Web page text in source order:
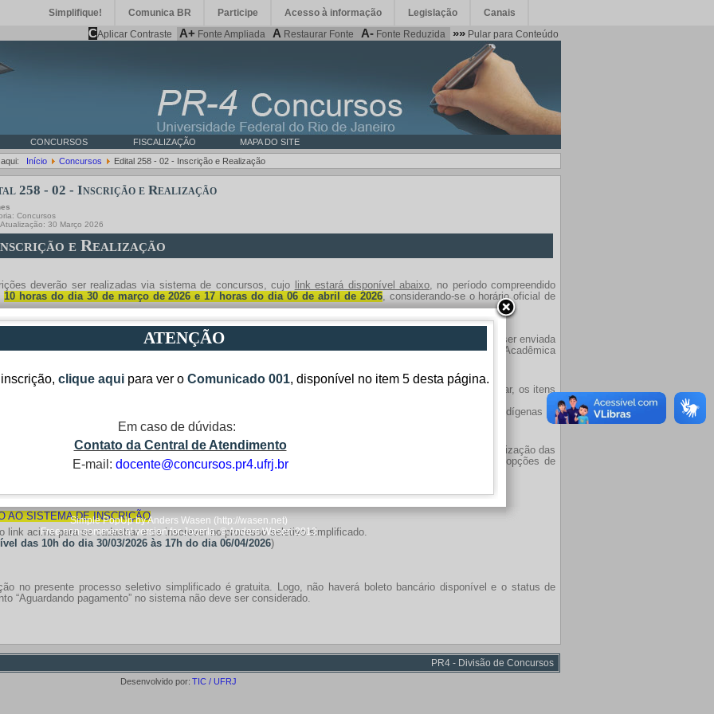
Simplifique! Comunica BR Participe Acesso à informação Legislação Canais
CAplicar Contraste A+ Fonte Ampliada A Restaurar Fonte A- Fonte Reduzida »» Pular para Conteúdo
CONCURSOS FISCALIZAÇÃO MAPA DO SITE
Início Concursos Edital 258 - 02 - Inscrição e Realização
258 - 02 - Inscrição e Realização
Concursos
Atualização: 30 Março 2026
e Realização
deverão ser realizadas via sistema de concursos, cujo link estará disponível abaixo , no período compreendido
10 horas do dia 30 de março de 2026 e 17 horas do dia 06 de abril de 2026, considerando-se o horário oficial de
necessária, relacionada no subitem 6.3 do Edital UFRJ nº 258, de 24 de fevereiro de 2026, deverá ser enviada
PDF, unicamente via “Mecanismo para envio de documentação” disponibilizado pela respectiva Unidade Acadêmica
interessadas em concorrer a vagas reservadas às pessoas com deficiência, deverão observar, em particular, os itens
interessadas em concorrer a vagas reservadas para negros, autodeclarados pretos ou pardos, indígenas e
deverão observar, em particular, os itens 3 e 5 do edital regulador.
que se inscrever para mais de uma opção de vaga, havendo coincidência de dias e de horários de realização das
deverá realizar as provas da setorização de vaga que privilegiar, sendo considerado faltoso nas demais opções de
AO SISTEMA DE INSCRIÇÃO
link acima para se cadastrar e se inscrever no processo seletivo simplificado.
das 10h do dia 30/03/2026 às 17h do dia 06/04/2026)
no presente processo seletivo simplificado é gratuita. Logo, não haverá boleto bancário disponível e o status de
“Aguardando pagamento” no sistema não deve ser considerado.
PR4 - Divisão de Concursos
Desenvolvido por: TIC / UFRJ
ATENÇÃO
clique aqui para ver o Comunicado 001, disponível no item 5 desta página.
Em caso de dúvidas:
Contato da Central de Atendimento
E-mail: docente@concursos.pr4.ufrj.br
Simple PopUp by Anders Wasen (http://wasen.net)
Free non-commercial version for Joomla. © Anders Wasen 2013